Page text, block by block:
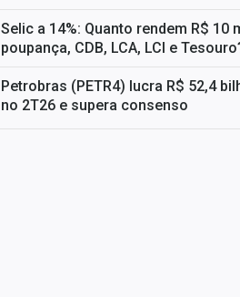
Selic a 14%: Quanto rendem R$ 10
poupança, CDB, LCA, LCI e
Petrobras (PETR4) lucra R$ 52,4
no 2T26 e supera consenso